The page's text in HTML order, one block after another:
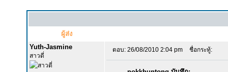
ผู้ส่ง
Yuth-Jasmine
สาวดี่
ตอบ: 26/08/2010 2:04 pm ชื่อกระทู้: